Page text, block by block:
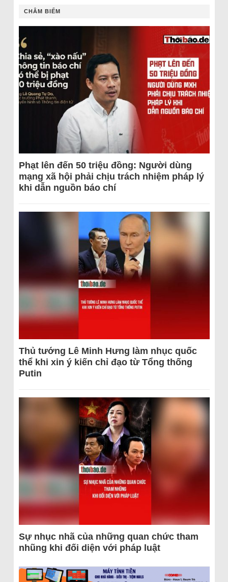
CHÂM BIẾM
Phạt lên đến 50 triệu đồng: Người dùng
mạng xã hội phải chịu trách nhiệm pháp lý
khi dẫn nguồn báo chí
Thủ tướng Lê Minh Hưng làm nhục quốc
thể khi xin ý kiến chỉ đạo từ Tổng thống
Putin
Sự nhục nhã của những quan chức tham
nhũng khi đối diện với pháp luật